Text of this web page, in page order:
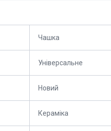
Чашка
Універсальне
Новий
Кераміка